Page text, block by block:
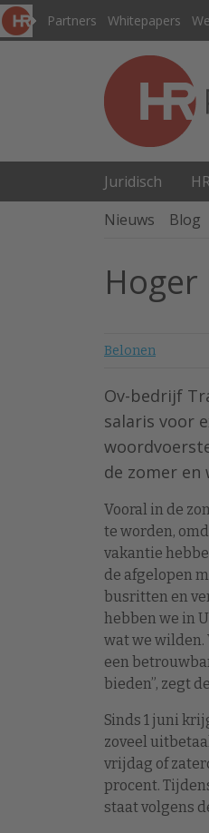
Partners Whitepapers
Juridisch
Nieuws
Blog
Belonen
Ov-bedrijf
salaris voor
de zomer
Vooral in de
te worden,
vakantie
de afgelopen
busritten en
hebben we in
wat we wilden.
een
bieden”, zegt
Sinds 1 juni
zoveel
vrijdag of
procent.
staat volgens